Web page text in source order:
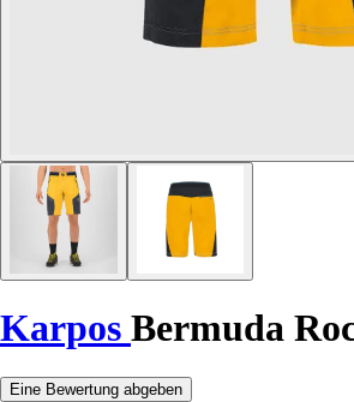
Karpos Bermuda
Eine Bewertung abgeben